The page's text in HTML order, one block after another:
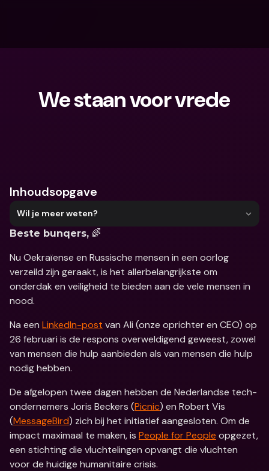
We staan voor vrede
Inhoudsopgave
Wil je meer weten?
Beste bunqers, 🌈
Nu Oekraïense en Russische mensen in een oorlog
verzeild zijn geraakt, is het allerbelangrijkste om
onderdak en veiligheid te bieden aan de vele mensen in
nood.
Na een LinkedIn-post van Ali (onze oprichter en CEO) op
26 februari is de respons overweldigend geweest, zowel
van mensen die hulp aanbieden als van mensen die hulp
nodig hebben.
De afgelopen twee dagen hebben de Nederlandse tech-
ondernemers Joris Beckers (Picnic) en Robert Vis
(MessageBird) zich bij het initiatief aangesloten. Om de
impact maximaal te maken, is People for People opgezet,
een stichting die vluchtelingen opvangt die vluchten
voor de huidige humanitaire crisis.